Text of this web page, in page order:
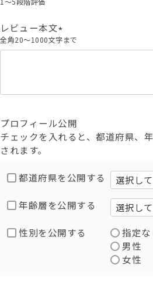
レビュー本文
(
全角20～1000文字まで
プロフィール公開
チェックを入れると、都道府県、
されます。
都道府県を公開する
年齢層を公開する
性別を公開する
指定な
男性
女性